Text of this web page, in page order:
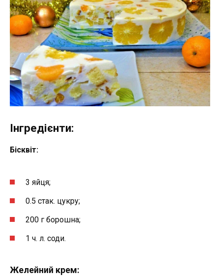
Інгредієнти:
Бісквіт:
3 яйця;
0.5 стак. цукру;
200 г борошна;
1 ч. л. соди.
Желейний крем: